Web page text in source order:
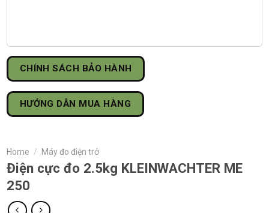
CHÍNH SÁCH BẢO HÀNH
HƯỚNG DẪN MUA HÀNG
Home / Máy đo điện trở
Điện cực đo 2.5kg KLEINWACHTER ME
250